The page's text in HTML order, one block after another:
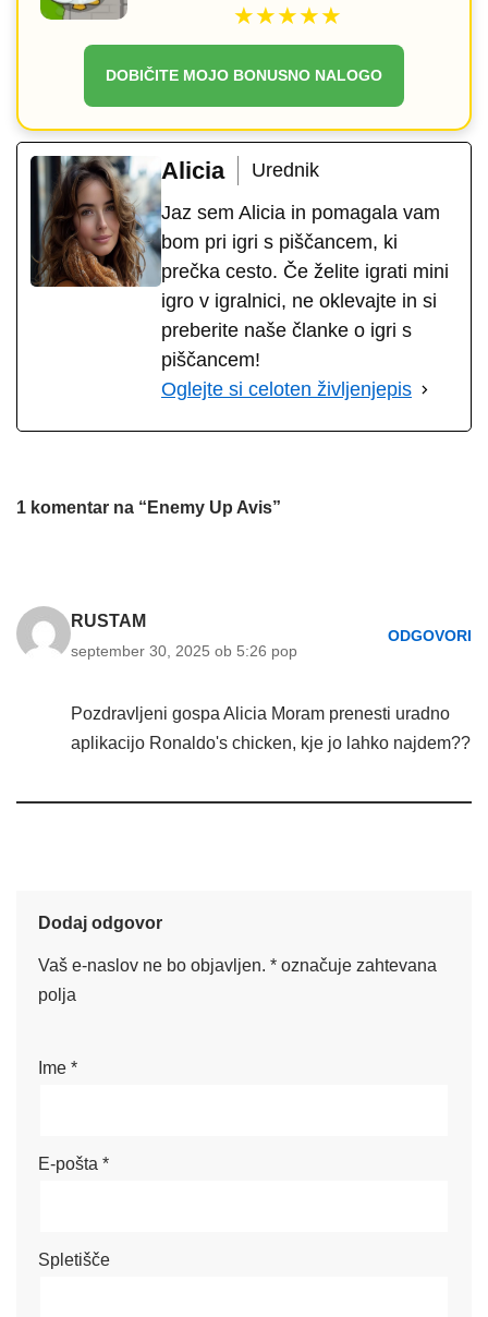
★★★★★
DOBIČITE MOJO BONUSNO NALOGO
Alicia
Urednik
Jaz sem Alicia in pomagala vam
bom pri igri s piščancem, ki
prečka cesto. Če želite igrati mini
igro v igralnici, ne oklevajte in si
preberite naše članke o igri s
piščancem!
Oglejte si celoten življenjepis
1 komentar na “Enemy Up Avis”
RUSTAM
september 30, 2025 ob 5:26 pop
ODGOVORI
Pozdravljeni gospa Alicia Moram prenesti uradno
aplikacijo Ronaldo's chicken, kje jo lahko najdem??
Dodaj odgovor
Vaš e-naslov ne bo objavljen. * označuje zahtevana
polja
Ime *
E-pošta *
Spletišče